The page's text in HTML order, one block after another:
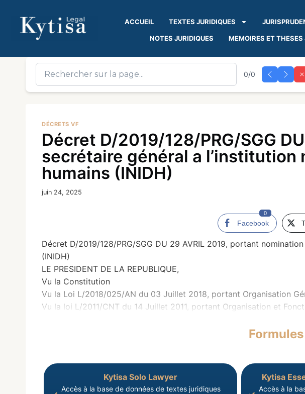
ACCUEIL TEXTES JURIDIQUES
NOTES JURIDIQUES MEMOIRES ET THESES
0/0
DÉCRETS VF
Décret D/2019/128/PRG/SGG
secrétaire général a
humains (INIDH)
juin 24, 2025
Facebook
0
Décret D/2019/128/PRG/SGG DU 29 AVRIL 2019, portant
(INIDH)
LE PRESIDENT DE LA REPUBLIQUE,
Vu la Constitution
Vu la Loi L/2018/025/AN du 03 Juillet 2018, portant Organisation
Vu la loi L/2011/CNT du 14 Juillet 2011, portant Organisation et
Kytisa Solo Lawyer
Accès à la base de données de textes juridiques
Kytisa
Accès à la